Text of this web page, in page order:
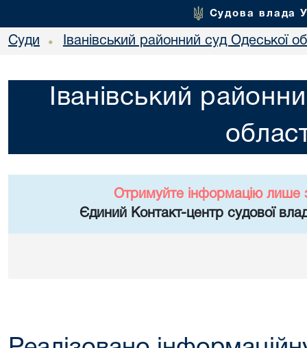
Судова влада
Суди • Іванівський районний суд Одеської
Іванівський
Отримуйте інформацію лише
Єдиний Контакт-центр судової